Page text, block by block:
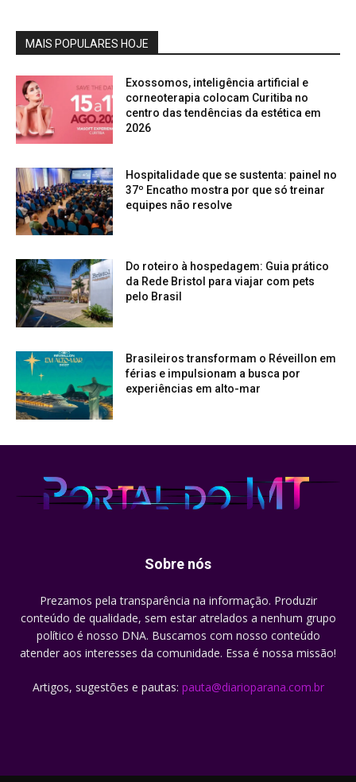
MAIS POPULARES HOJE
Exossomos, inteligência artificial e
corneoterapia colocam Curitiba no
centro das tendências da estética em
2026
Hospitalidade que se sustenta: painel no
37º Encatho mostra por que só treinar
equipes não resolve
Do roteiro à hospedagem: Guia prático
da Rede Bristol para viajar com pets
pelo Brasil
Brasileiros transformam o Réveillon em
férias e impulsionam a busca por
experiências em alto-mar
Sobre nós
Prezamos pela transparência na informação. Produzir
conteúdo de qualidade, sem estar atrelados a nenhum grupo
político é nosso DNA. Buscamos com nosso conteúdo
atender aos interesses da comunidade. Essa é nossa missão!
Artigos, sugestões e pautas: pauta@diarioparana.com.br